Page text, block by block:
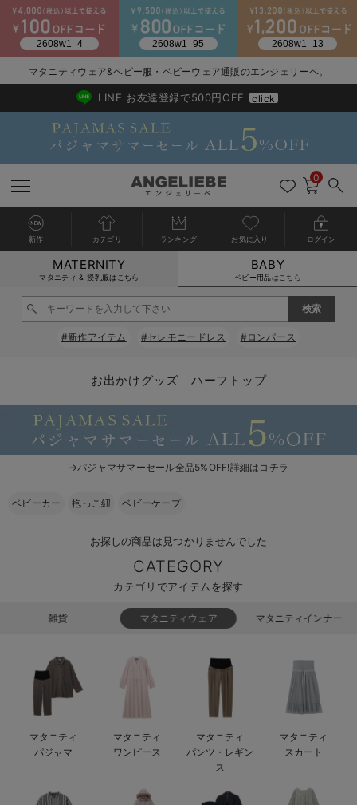
新生児服全て
ベビー服全て
ロンパース・カバーオール
ベビー ブルマ
ベビー スカート
ベビートップス
スタイ・よだれかけ（新生児・ベビー）
ベビー帽子（新生児・乳児）
新生児スリーパー・ベビーパジャマ
ベビー 小物
シーズンアイテム全て
ベビー・新生児 寝具全て
ベビーベッド・布団 （ベビー・新生児）
ベビー 雑貨全て
ベビーチェア（ハイローチェア）・ベビーラック
ベビー 雑貨 小物
ベビー安全グッズ
ベビーおもちゃ
赤ちゃん 洗剤・洗濯用品・お掃除
赤ちゃん お風呂・ベビースキンケア
おむつ関連グッズ
お出かけグッズ全て
ベビー｜季節の特集全て
猛暑からベビーを守るひんやりグッズ
ベビーの動物なりきり特集
ベビー 夏のお役立ちグッズ特集
【素材別】ベビーロンパース特集
アウトレット全て
【アウトレット】ワンピース
【アウトレット】パジャマ
【アウトレット】インナー
【アウトレット】ベビー
特集全て
抗菌防臭加工
コットン素材
接触冷感素材
快適機能ウェア特集 トップス
快適機能ウェア特集 ボトムス
快適機能ウェア特集 パジャマ
安心の日本製。先輩ママが買ってよかった！本当に必要な出産準備品
ハレの日に着るANGELIEBEのセレモニー
再入荷全て
再入荷｜インナー
戻る
送料無料アイテム全て
ワンピース
スカート
パジャマ
戻る
ブラキャミ おまとめ
戻る
【37周年祭セール】
【37周年祭セール】
戻る
気温差別オススメア
【15℃】3月下旬～
戻る
動きやすく着回しで
戻る
強撚スムース(コスパ
戻る
マタニティウェア
【おまとめ割】パジ
戻る
こだわりの履き心地
カジュアル
オフィス
戻る
ジャケット派
きれいめ美脚パンツ派
ツィード派
戻る
出産準備応援割全て
マタニティパジャマ
戻る
【オフィスカジュア
戻る
レギンスタイプ
戻る
【フォーマル】ワン
戻る
【ベビー】長袖
戻る
ハンカチ
短肌着
セット
戻る
快適ウェア10%OFF
快適ウェア10%OFF
戻る
春のマタニティワン
セットアップ・ レイ
ジャンパースカート/
ワーク・オフィス
戻る
Gift Selection 出産
〜3,000円（税込）
10,001円（税込）〜
女の子におススメの
長く使えるアイテム
お部屋映えアイテム
戻る
冬の冷え対策インナ
薄くてあったか
保温&リカバリー
レギンス・タイツ
戻る
入院準備の持ち物チ
入院してすぐ使うグ
戻る
冬のあったか特集全て
【冬のあったか特集
【冬のあったか特集
マタニティウェア&ベビー服・ベビーウェア通販のエンジェリーベ。
2026/NewArrival
送料495円(一部地域を除く) 7,700円以上で送料無料
LINE お友達登録で500円OFF click
0
新作 カテゴリ ランキング お気に入り ログイン
MATERNITY
マタニティ & 授乳服はこちら
BABY
ベビー用品はこちら
#新作アイテム #セレモニードレス #ロンパース
お出かけグッズ ハーフトップ
→パジャマサマーセール全品5%OFF!詳細はコチラ
ベビーカー 抱っこ紐 ベビーケープ
お探しの商品は見つかりませんでした
CATEGORY
カテゴリでアイテムを探す
雑貨 マタニティウェア マタニティインナー
マタニティ
パジャマ
マタニティ
ワンピース
マタニティ
パンツ・レギン
ス
マタニティ
スカート
カートに入れる
閉じる